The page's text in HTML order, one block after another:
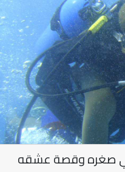
صغره وقصة عشقه